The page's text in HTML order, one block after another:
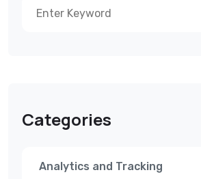
Categories
Analytics and Tracking